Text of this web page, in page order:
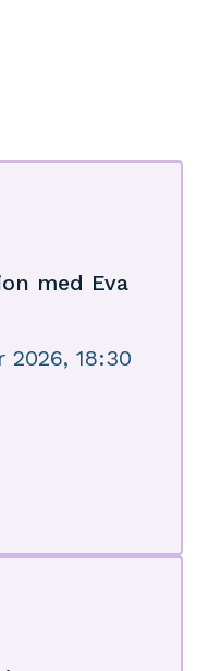
med Eva
2026, 18:30